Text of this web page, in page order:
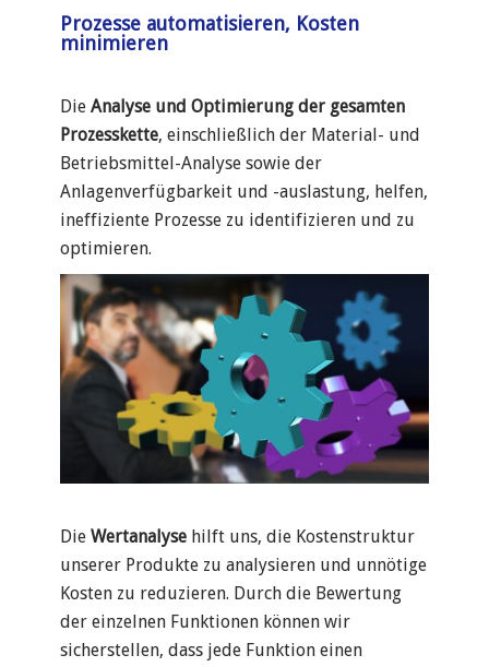
Prozesse automatisieren, Kosten
minimieren
Die Analyse und Optimierung der gesamten
Prozesskette, einschließlich der Material- und
Betriebsmittel-Analyse sowie der
Anlagenverfügbarkeit und -auslastung, helfen,
ineffiziente Prozesse zu identifizieren und zu
optimieren.
Die Wertanalyse hilft uns, die Kostenstruktur
unserer Produkte zu analysieren und unnötige
Kosten zu reduzieren. Durch die Bewertung
der einzelnen Funktionen können wir
sicherstellen, dass jede Funktion einen